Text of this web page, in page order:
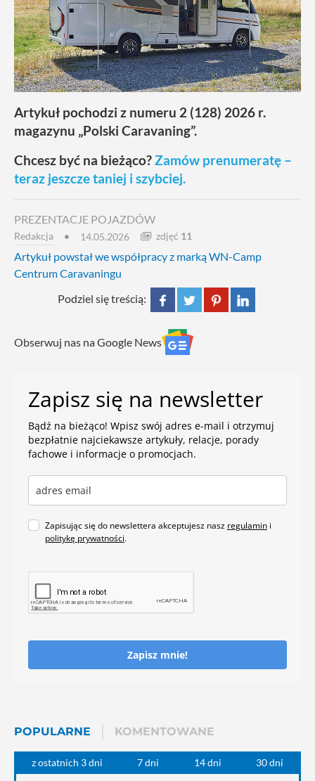
Artykuł pochodzi z numeru 2 (128) 2026 r.
magazynu „Polski Caravaning”.
Chcesz być na bieżąco?Zamów prenumeratę –
teraz jeszcze taniej i szybciej.
PREZENTACJE POJAZDÓW
Redakcja 14.05.2026 zdjęć 11
Artykuł powstał we współpracy z marką WN-Camp
Centrum Caravaningu
Podziel się treścią:
Obserwuj nas na Google News
Zapisz się na newsletter
Bądź na bieżąco! Wpisz swój adres e-mail i otrzymuj
bezpłatnie najciekawsze artykuły, relacje, porady
fachowe i informacje o promocjach.
Zapisując się do newslettera akceptujesz nasz regulamin i
politykę prywatności.
Zapisz mnie!
POPULARNE KOMENTOWANE
z ostatnich 3 dni 7 dni 14 dni 30 dni